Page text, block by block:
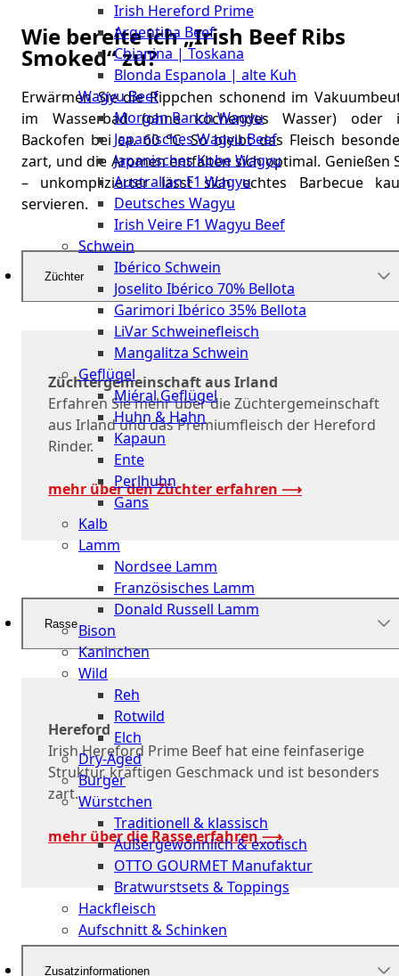
Irish Hereford Prime
Argentina Beef
Chianina | Toskana
Blonda Espanola | alte Kuh
Wagyu Beef
Morgan Ranch Wagyu
Japanisches Wagyu Beef
Japanisches Kobe Wagyu
Australian F1 Wagyu
Deutsches Wagyu
Irish Veire F1 Wagyu Beef
Schwein
Ibérico Schwein
Joselito Ibérico 70% Bellota
Garimori Ibérico 35% Bellota
LiVar Schweinefleisch
Mangalitza Schwein
Geflügel
Miéral Geflügel
Huhn & Hahn
Kapaun
Ente
Perlhuhn
Gans
Kalb
Lamm
Nordsee Lamm
Französisches Lamm
Donald Russell Lamm
Bison
Kaninchen
Wild
Reh
Rotwild
Elch
Dry-Aged
Burger
Würstchen
Traditionell & klassisch
Außergewöhnlich & exotisch
OTTO GOURMET Manufaktur
Bratwurstsets & Toppings
Hackfleisch
Aufschnitt & Schinken
Cuts
Wie bereite ich „Irish Beef Ribs
Smoked“ zu?
Erwärmen Sie die Rippchen schonend im
im Wasserbad (ohne kochendes Wasser) oder
Backofen bei ca. 60 °C. So bleibt das Fleisch
zart, und die Aromen entfalten sich optimal. Genießen
– unkomplizierter lässt sich echtes Barbecue
servieren.
Züchter
Züchtergemeinschaft aus Irland
Erfahren Sie mehr über die Züchtergemeinschaft
aus Irland und das Premiumfleisch der Hereford
Rinder.
mehr über den Züchter erfahren ⟶
Rasse
Hereford
Irish Hereford Prime Beef hat eine feinfaserige
Struktur, kräftigen Geschmack und ist besonders
zart.
mehr über die Rasse erfahren ⟶
Zusatzinformationen